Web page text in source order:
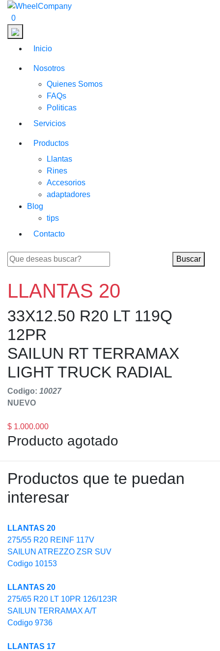
0
Inicio
Nosotros
Quienes Somos
FAQs
Politicas
Servicios
Productos
Llantas
Rines
Accesorios
adaptadores
Blog
tips
Contacto
Buscar
LLANTAS 20
33X12.50 R20 LT 119Q
12PR
SAILUN RT TERRAMAX
LIGHT TRUCK RADIAL
Codigo: 10027
NUEVO
$ 1.000.000
Producto agotado
Productos que te puedan
interesar
LLANTAS 20
275/55 R20 REINF 117V
SAILUN ATREZZO ZSR SUV
Codigo 10153
LLANTAS 20
275/65 R20 LT 10PR 126/123R
SAILUN TERRAMAX A/T
Codigo 9736
LLANTAS 17